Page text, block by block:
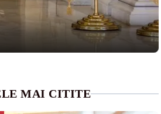
MAI CITITE